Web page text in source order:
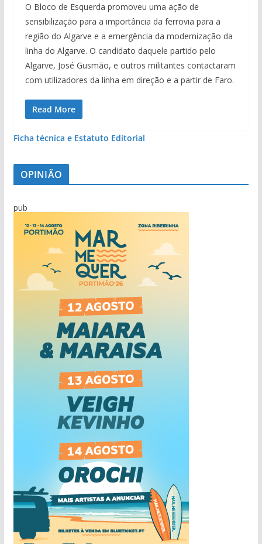
O Bloco de Esquerda promoveu uma ação de
sensibilização para a importância da ferrovia para a
região do Algarve e a emergência da modernização da
linha do Algarve. O candidato daquele partido pelo
Algarve, José Gusmão, e outros militantes contactaram
com utilizadores da linha em direção e a partir de Faro.
Read More
Ficha técnica e Estatuto Editorial
OPINIÃO
pub